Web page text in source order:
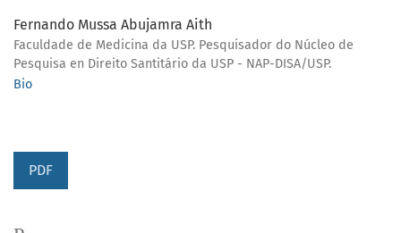
Fernando Mussa Abujamra Aith
Faculdade de Medicina da USP. Pesquisador do Núcleo de
Pesquisa en Direito Santitário da USP - NAP-DISA/USP.
Bio
PDF